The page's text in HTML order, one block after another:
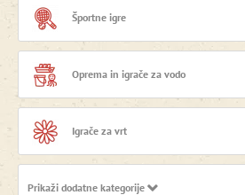
Športne igre
Oprema in igrače za vodo
Igrače za vrt
Vrtne gugalnice in plezalne naprave
Prikaži dodatne kategorije